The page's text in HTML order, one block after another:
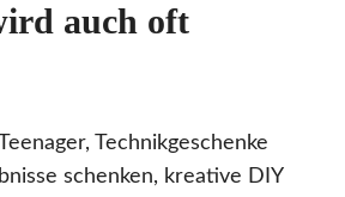
auch oft
Technikgeschenke
schenken, kreative DIY